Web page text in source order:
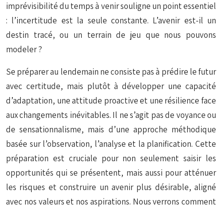
imprévisibilité du temps à venir souligne un point essentiel
: l’incertitude est la seule constante. L’avenir est-il un
destin tracé, ou un terrain de jeu que nous pouvons
modeler ?
Se préparer au lendemain ne consiste pas à prédire le futur
avec certitude, mais plutôt à développer une capacité
d’adaptation, une attitude proactive et une résilience face
aux changements inévitables. Il ne s’agit pas de voyance ou
de sensationnalisme, mais d’une approche méthodique
basée sur l’observation, l’analyse et la planification. Cette
préparation est cruciale pour non seulement saisir les
opportunités qui se présentent, mais aussi pour atténuer
les risques et construire un avenir plus désirable, aligné
avec nos valeurs et nos aspirations. Nous verrons comment